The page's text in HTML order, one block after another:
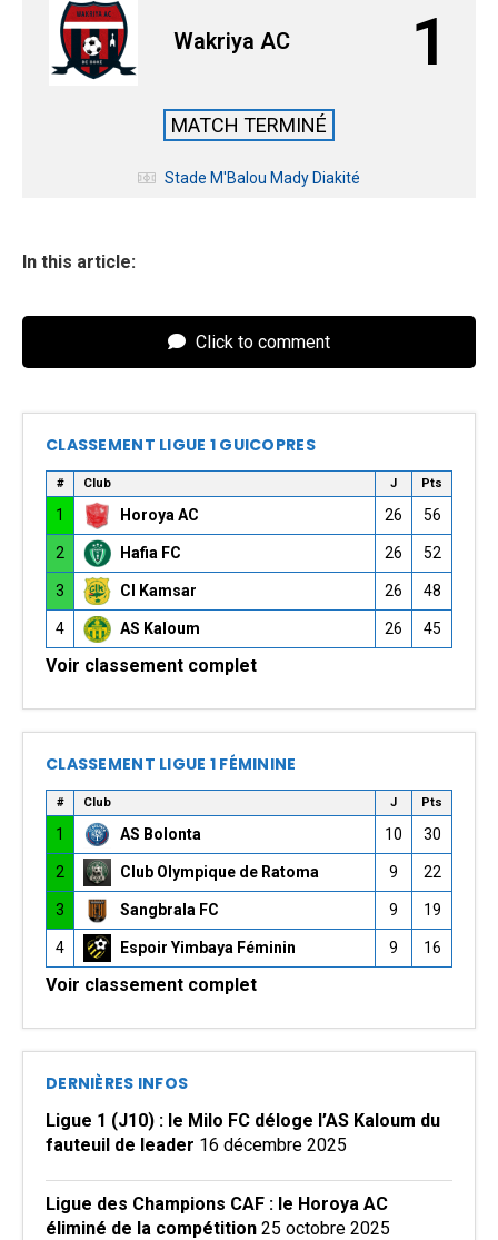
Wakriya AC 1
MATCH TERMINÉ
Stade M'Balou Mady Diakité
In this article:
Click to comment
CLASSEMENT LIGUE 1 GUICOPRES
# Club J Pts
1 Horoya AC 26 56
2 Hafia FC 26 52
3 CI Kamsar 26 48
4 AS Kaloum 26 45
Voir classement complet
CLASSEMENT LIGUE 1 FÉMININE
# Club J Pts
1 AS Bolonta 10 30
2 Club Olympique de Ratoma 9 22
3 Sangbrala FC 9 19
4 Espoir Yimbaya Féminin 9 16
Voir classement complet
DERNIÈRES INFOS
Ligue 1 (J10) : le Milo FC déloge l’AS Kaloum du
fauteuil de leader 16 décembre 2025
Ligue des Champions CAF : le Horoya AC
éliminé de la compétition 25 octobre 2025